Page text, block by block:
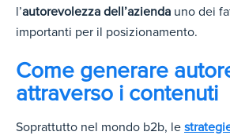
l’autorevolezza dell’azienda uno dei
importanti per il posizionamento.
Come generare
attraverso i contenuti
Soprattutto nel mondo b2b, le